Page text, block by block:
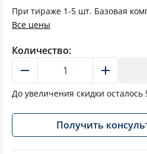
При тираже 1-5 шт. Базовая
Все цены
Количество:
До увеличения скидки осталось
Получить